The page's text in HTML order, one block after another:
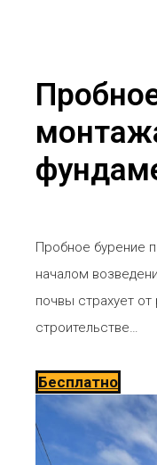
Пробное бурение
началом
почвы страхует
строительстве…
Бесплатно